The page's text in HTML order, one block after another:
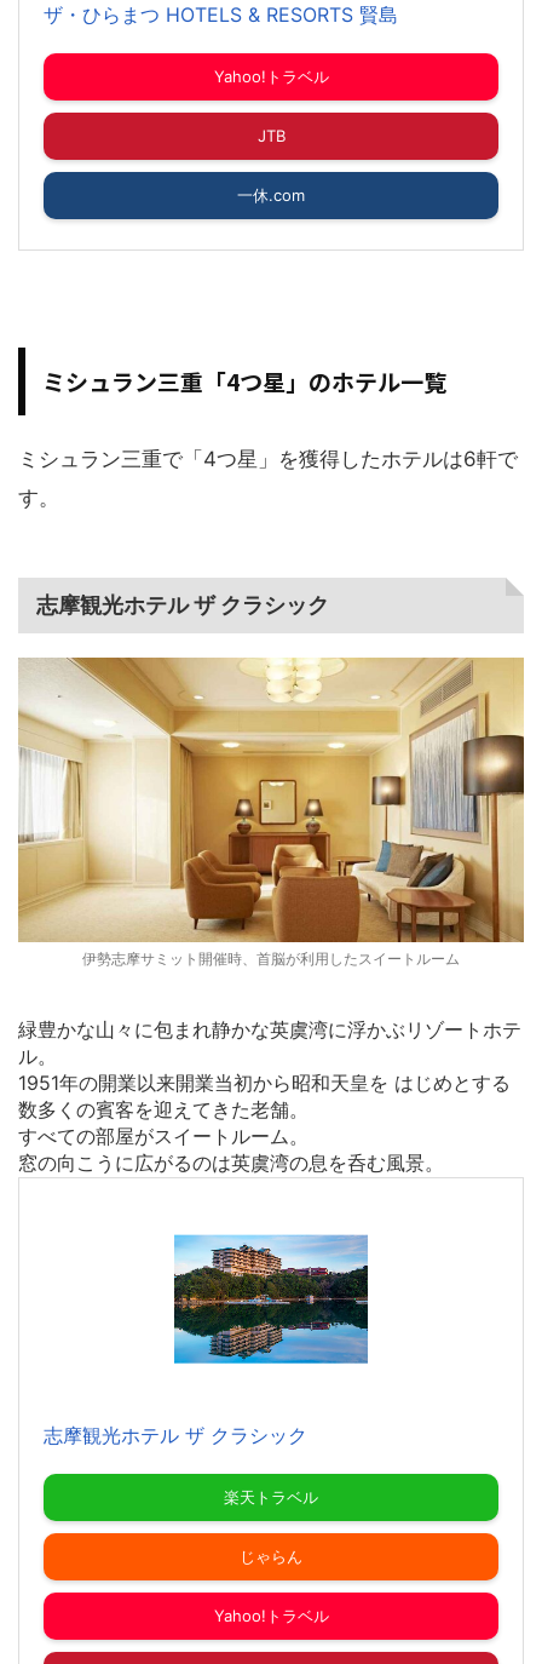
ザ・ひらまつ HOTELS & RESORTS 賢島
Yahoo!トラベル
JTB
一休.com
ミシュラン三重「4つ星」のホテル一覧
ミシュラン三重で「4つ星」を獲得したホテルは6軒で
す。
志摩観光ホテル ザ クラシック
伊勢志摩サミット開催時、首脳が利用したスイートルーム
緑豊かな山々に包まれ静かな英虞湾に浮かぶリゾートホテ
ル。
1951年の開業以来開業当初から昭和天皇を はじめとする
数多くの賓客を迎えてきた老舗。
すべての部屋がスイートルーム。
窓の向こうに広がるのは英虞湾の息を呑む風景。
志摩観光ホテル ザ クラシック
楽天トラベル
じゃらん
Yahoo!トラベル